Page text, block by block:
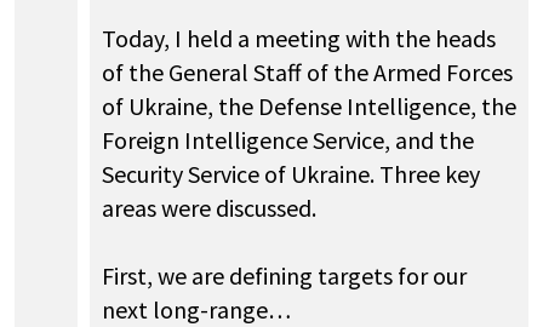
Today, I held a meeting with the heads
of the General Staff of the Armed Forces
of Ukraine, the Defense Intelligence, the
Foreign Intelligence Service, and the
Security Service of Ukraine. Three key
areas were discussed.
First, we are defining targets for our
next long-range…